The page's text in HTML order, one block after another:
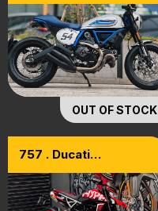
2019 Thailand
OUT OF STOCK
757 . Ducati
Edition Model 2022